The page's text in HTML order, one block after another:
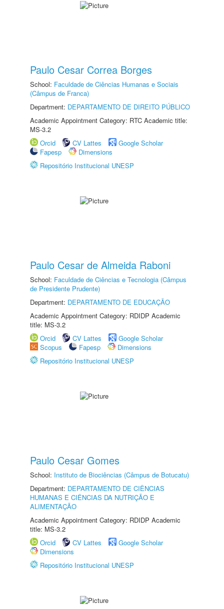
Paulo Cesar Correa Borges
School: Faculdade de Ciências Humanas e Sociais
(Câmpus de Franca)
Department: DEPARTAMENTO DE DIREITO PÚBLICO
Academic Appointment Category: RTC Academic title:
MS-3.2
Orcid
CV Lattes
Google Scholar
Fapesp
Dimensions
Repositório Institucional UNESP
Paulo Cesar de Almeida Raboni
School: Faculdade de Ciências e Tecnologia (Câmpus
de Presidente Prudente)
Department: DEPARTAMENTO DE EDUCAÇÃO
Academic Appointment Category: RDIDP Academic
title: MS-3.2
Orcid
CV Lattes
Google Scholar
Scopus
Fapesp
Dimensions
Repositório Institucional UNESP
Paulo Cesar Gomes
School: Instituto de Biociências (Câmpus de Botucatu)
Department: DEPARTAMENTO DE CIÊNCIAS
HUMANAS E CIÊNCIAS DA NUTRIÇÃO E
ALIMENTAÇÃO
Academic Appointment Category: RDIDP Academic
title: MS-3.2
Orcid
CV Lattes
Google Scholar
Dimensions
Repositório Institucional UNESP